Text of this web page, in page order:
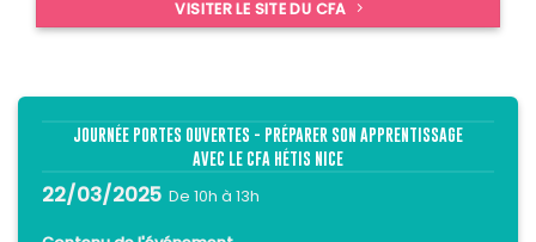
VISITER LE SITE DU CFA
JOURNÉE PORTES OUVERTES - PRÉPARER SON APPRENTISSAGE
AVEC LE CFA HÉTIS NICE
22/03/2025 De 10h à 13h